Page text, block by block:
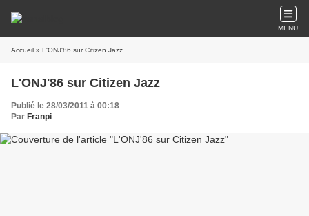
MENU
Accueil » L'ONJ'86 sur Citizen Jazz
L'ONJ'86 sur Citizen Jazz
Publié le 28/03/2011 à 00:18
Par Franpi